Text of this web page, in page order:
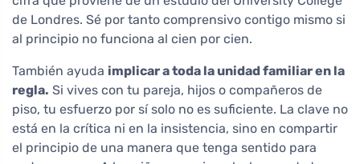
de Londres. Sé por tanto comprensivo contigo mismo si
al principio no funciona al cien por cien.
También ayuda implicar a toda la unidad familiar en la
regla. Si vives con tu pareja, hijos o compañeros de
piso, tu esfuerzo por sí solo no es suficiente. La clave no
está en la crítica ni en la insistencia, sino en compartir
el principio de una manera que tenga sentido para